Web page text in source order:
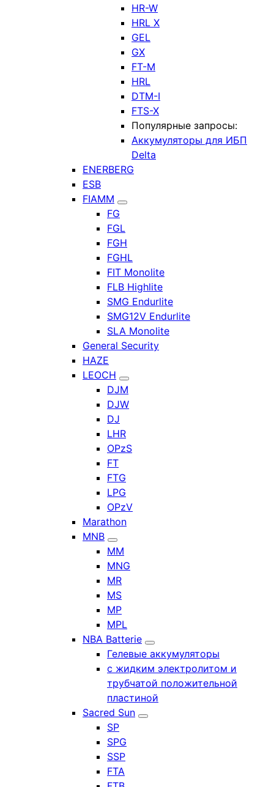
HR-W
HRL X
GEL
GX
FT-M
HRL
DTM-I
FTS-X
Популярные запросы:
Аккумуляторы для ИБП
Delta
ENERBERG
ESB
FIAMM
FG
FGL
FGH
FGHL
FIT Monolite
FLB Highlite
SMG Endurlite
SMG12V Endurlite
SLA Monolite
General Security
HAZE
LEOCH
DJM
DJW
DJ
LHR
OPzS
FT
FTG
LPG
OPzV
Marathon
MNB
MM
MNG
MR
MS
MP
MPL
NBA Batterie
Гелевые аккумуляторы
с жидким электролитом и
трубчатой положительной
пластиной
Sacred Sun
SP
SPG
SSP
FTA